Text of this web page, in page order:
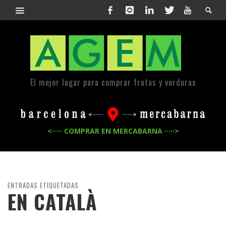
El mejor lugar para comprar frutas y verduras
<····· COMPRAR EN MERCABARNA ·····>
ENTRADAS ETIQUETADAS
EN CATALÀ